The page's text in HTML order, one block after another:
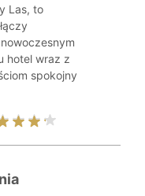
Las, to
hotel wraz z
spokojny